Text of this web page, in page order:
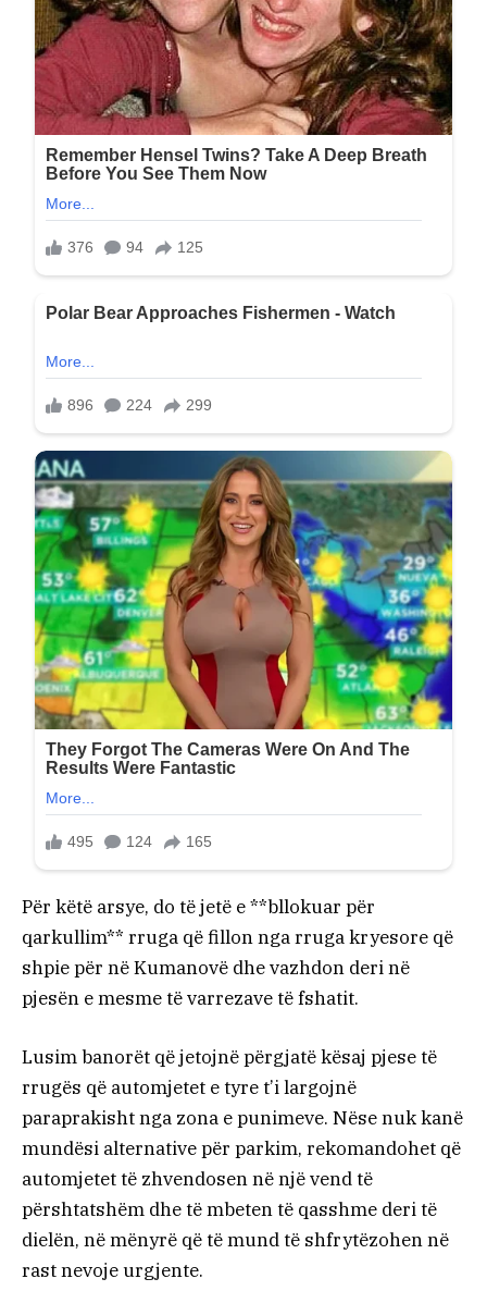
Për këtë arsye, do të jetë e **bllokuar për
qarkullim** rruga që fillon nga rruga kryesore që
shpie për në Kumanovë dhe vazhdon deri në
pjesën e mesme të varrezave të fshatit.
Lusim banorët që jetojnë përgjatë kësaj pjese të
rrugës që automjetet e tyre t’i largojnë
paraprakisht nga zona e punimeve. Nëse nuk kanë
mundësi alternative për parkim, rekomandohet që
automjetet të zhvendosen në një vend të
përshtatshëm dhe të mbeten të qasshme deri të
dielën, në mënyrë që të mund të shfrytëzohen në
rast nevoje urgjente.